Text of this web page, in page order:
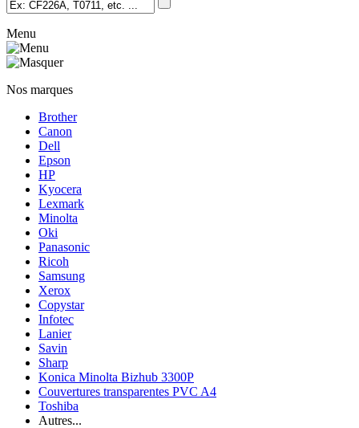
Menu
Nos marques
Brother
Canon
Dell
Epson
HP
Kyocera
Lexmark
Minolta
Oki
Panasonic
Ricoh
Samsung
Xerox
Copystar
Infotec
Lanier
Savin
Sharp
Konica Minolta Bizhub 3300P
Couvertures transparentes PVC A4
Toshiba
Autres...